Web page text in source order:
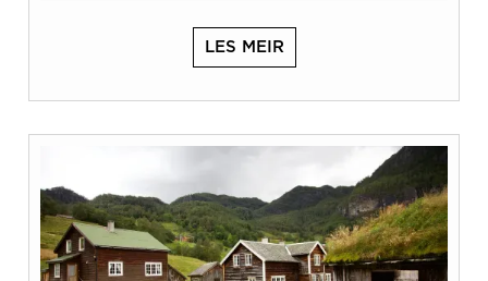
LES MEIR